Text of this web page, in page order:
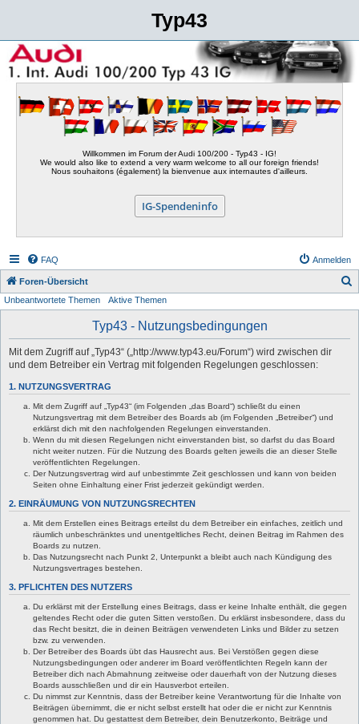
Typ43
Willkommen im Forum der Audi 100/200 - Typ43 - IG!
We would also like to extend a very warm welcome to all our foreign friends!
Nous souhaitons (également) la bienvenue aux internautes d'ailleurs.
IG-Spendeninfo
FAQ Anmelden
Foren-Übersicht
Unbeantwortete Themen Aktive Themen
Typ43 - Nutzungsbedingungen
Mit dem Zugriff auf „Typ43“ („http://www.typ43.eu/Forum“) wird zwischen dir
und dem Betreiber ein Vertrag mit folgenden Regelungen geschlossen:
1. NUTZUNGSVERTRAG
Mit dem Zugriff auf „Typ43“ (im Folgenden „das Board“) schließt du einen
Nutzungsvertrag mit dem Betreiber des Boards ab (im Folgenden „Betreiber“) und
erklärst dich mit den nachfolgenden Regelungen einverstanden.
Wenn du mit diesen Regelungen nicht einverstanden bist, so darfst du das Board
nicht weiter nutzen. Für die Nutzung des Boards gelten jeweils die an dieser Stelle
veröffentlichten Regelungen.
Der Nutzungsvertrag wird auf unbestimmte Zeit geschlossen und kann von beiden
Seiten ohne Einhaltung einer Frist jederzeit gekündigt werden.
2. EINRÄUMUNG VON NUTZUNGSRECHTEN
Mit dem Erstellen eines Beitrags erteilst du dem Betreiber ein einfaches, zeitlich und
räumlich unbeschränktes und unentgeltliches Recht, deinen Beitrag im Rahmen des
Boards zu nutzen.
Das Nutzungsrecht nach Punkt 2, Unterpunkt a bleibt auch nach Kündigung des
Nutzungsvertrages bestehen.
3. PFLICHTEN DES NUTZERS
Du erklärst mit der Erstellung eines Beitrags, dass er keine Inhalte enthält, die gegen
geltendes Recht oder die guten Sitten verstoßen. Du erklärst insbesondere, dass du
das Recht besitzt, die in deinen Beiträgen verwendeten Links und Bilder zu setzen
bzw. zu verwenden.
Der Betreiber des Boards übt das Hausrecht aus. Bei Verstößen gegen diese
Nutzungsbedingungen oder anderer im Board veröffentlichten Regeln kann der
Betreiber dich nach Abmahnung zeitweise oder dauerhaft von der Nutzung dieses
Boards ausschließen und dir ein Hausverbot erteilen.
Du nimmst zur Kenntnis, dass der Betreiber keine Verantwortung für die Inhalte von
Beiträgen übernimmt, die er nicht selbst erstellt hat oder die er nicht zur Kenntnis
genommen hat. Du gestattest dem Betreiber, dein Benutzerkonto, Beiträge und